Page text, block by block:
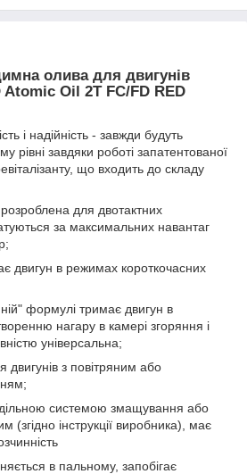
олива для двигунів
Atomic Oil 2T FC/FD RED
і надійність - завжди будуть
рівні завдяки роботі запатентованої
що входить до складу
для двотактних
за максимальних навантаг
двигун в режимах короткочасних
формулі тримає двигун в
нагару в камері згоряння і
універсальна;
двигунів з повітряним або
системою змащування або
(згідно інструкції виробника), має
в пальному, запобігає